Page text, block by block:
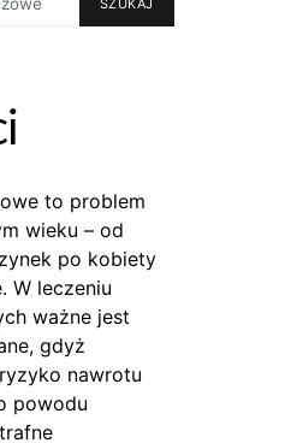
to problem
wieku – od
po kobiety
W leczeniu
ważne jest
gdyż
nawrotu
powodu